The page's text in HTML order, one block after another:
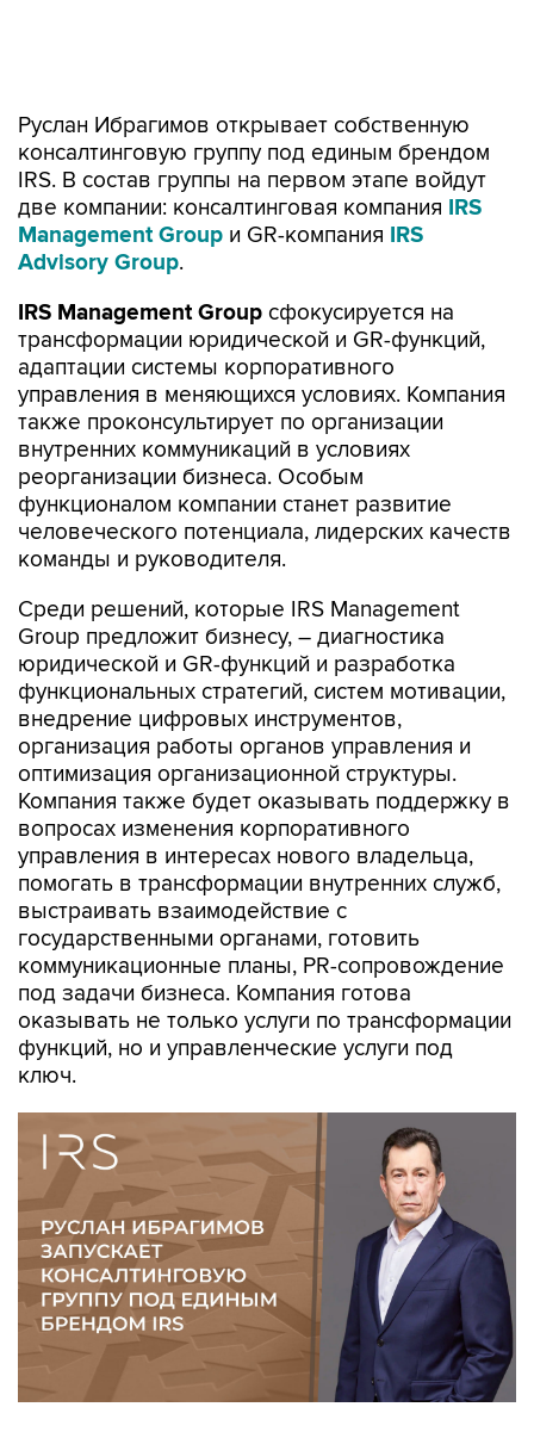
Руслан Ибрагимов открывает собственную
консалтинговую группу под единым брендом
IRS. В состав группы на первом этапе войдут
две компании: консалтинговая компания IRS
Management Group и GR-компания IRS
Advisory Group.
IRS Management Group сфокусируется на
трансформации юридической и GR-функций,
адаптации системы корпоративного
управления в меняющихся условиях. Компания
также проконсультирует по организации
внутренних коммуникаций в условиях
реорганизации бизнеса. Особым
функционалом компании станет развитие
человеческого потенциала, лидерских качеств
команды и руководителя.
Среди решений, которые IRS Management
Group предложит бизнесу, – диагностика
юридической и GR-функций и разработка
функциональных стратегий, систем мотивации,
внедрение цифровых инструментов,
организация работы органов управления и
оптимизация организационной структуры.
Компания также будет оказывать поддержку в
вопросах изменения корпоративного
управления в интересах нового владельца,
помогать в трансформации внутренних служб,
выстраивать взаимодействие с
государственными органами, готовить
коммуникационные планы, PR-сопровождение
под задачи бизнеса. Компания готова
оказывать не только услуги по трансформации
функций, но и управленческие услуги под
ключ.